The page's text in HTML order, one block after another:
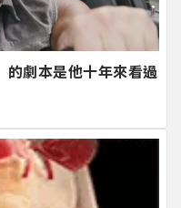
劇本是他十年來看過